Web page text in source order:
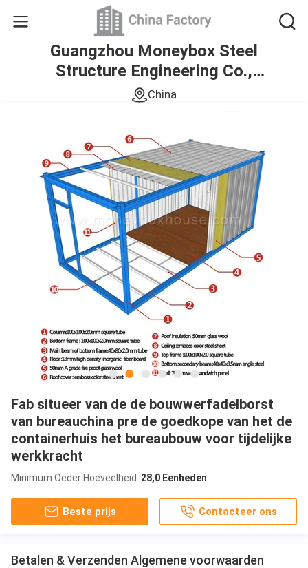
Guangzhou Moneybox Steel
Structure Engineering Co.,
Ltd.
China
Fab situeer van de de bouwwerfadelborst
van bureauchina pre de goedkope van het de
containerhuis het bureaubouw voor tijdelijke
werkkracht
Minimum Oeder Hoeveelheid: 28,0 Eenheden
Beste prijs Contacteer ons
Betalen & Verzenden Algemene voorwaarden